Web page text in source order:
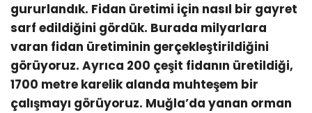
gururlandık. Fidan üretimi için nasıl bir gayret
sarf edildiğini gördük. Burada milyarlara
varan fidan üretiminin gerçekleştirildiğini
görüyoruz. Ayrıca 200 çeşit fidanın üretildiği,
1700 metre karelik alanda muhteşem bir
çalışmayı görüyoruz. Muğla’da yanan orman